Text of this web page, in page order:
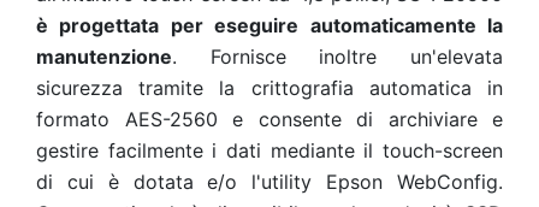
è progettata per eseguire automaticamente la
manutenzione. Fornisce inoltre un'elevata
sicurezza tramite la crittografia automatica in
formato AES-2560 e consente di archiviare e
gestire facilmente i dati mediante il touch-screen
di cui è dotata e/o l'utility Epson WebConfig.